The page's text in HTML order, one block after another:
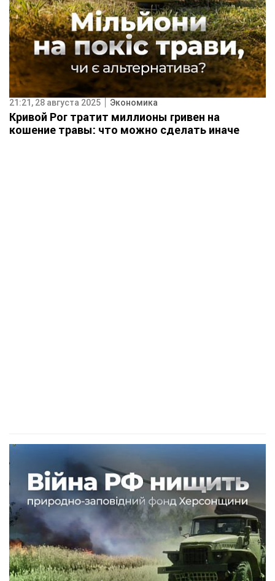
21:21, 28 августа 2025 Экономика
Кривой Рог тратит миллионы гривен на
кошение травы: что можно сделать иначе